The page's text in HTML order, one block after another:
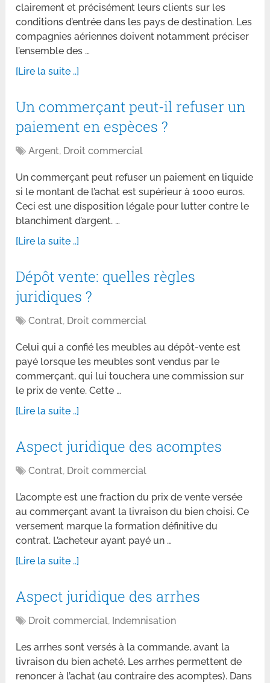
clairement et précisément leurs clients sur les
conditions d’entrée dans les pays de destination. Les
compagnies aériennes doivent notamment préciser
l’ensemble des …
[Lire la suite ..]
Un commerçant peut-il refuser un
paiement en espèces ?
Argent, Droit commercial
Un commerçant peut refuser un paiement en liquide
si le montant de l’achat est supérieur à 1000 euros.
Ceci est une disposition légale pour lutter contre le
blanchiment d’argent. …
[Lire la suite ..]
Dépôt vente: quelles règles
juridiques ?
Contrat, Droit commercial
Celui qui a confié les meubles au dépôt-vente est
payé lorsque les meubles sont vendus par le
commerçant, qui lui touchera une commission sur
le prix de vente. Cette …
[Lire la suite ..]
Aspect juridique des acomptes
Contrat, Droit commercial
L’acompte est une fraction du prix de vente versée
au commerçant avant la livraison du bien choisi. Ce
versement marque la formation définitive du
contrat. L’acheteur ayant payé un …
[Lire la suite ..]
Aspect juridique des arrhes
Droit commercial, Indemnisation
Les arrhes sont versés à la commande, avant la
livraison du bien acheté. Les arrhes permettent de
renoncer à l’achat (au contraire des acomptes). Dans